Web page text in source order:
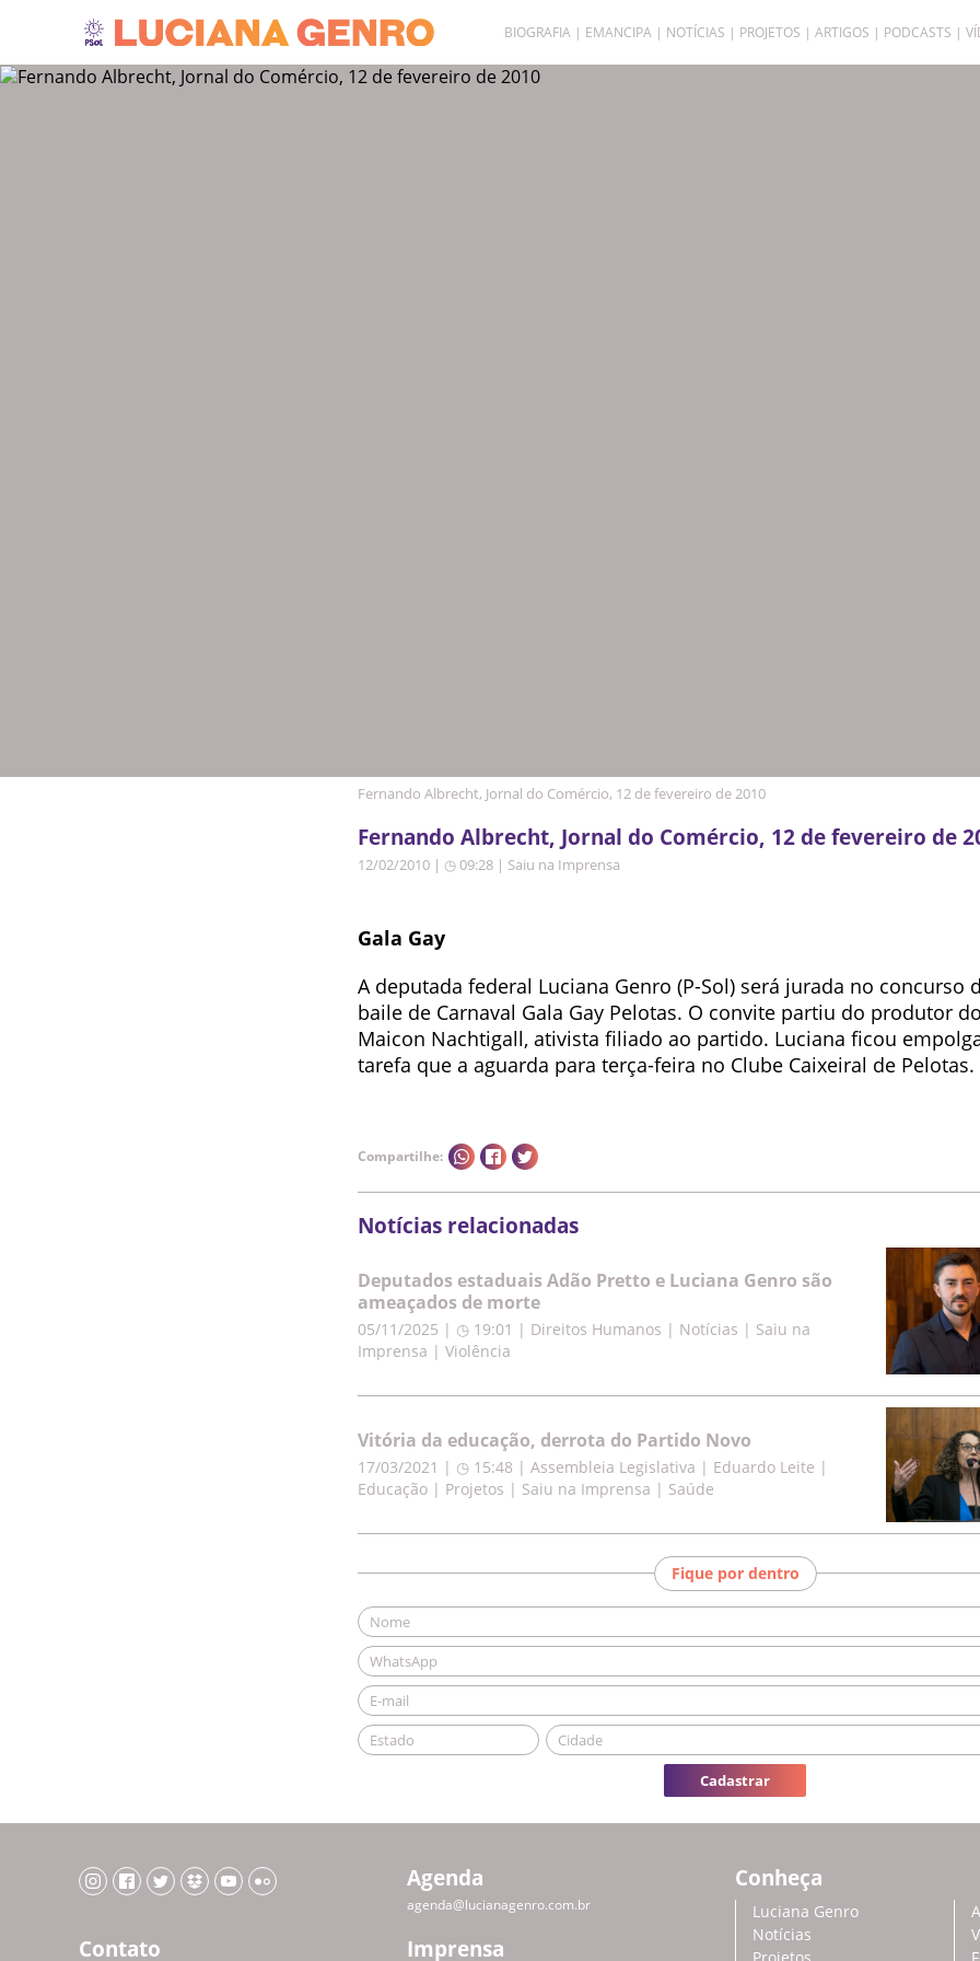
BIOGRAFIA EMANCIPA NOTÍCIAS PROJETOS ARTIGOS PODCASTS
Fernando Albrecht, Jornal do Comércio, 12 de fevereiro de 2010
Fernando Albrecht, Jornal do Comércio, 12 de fevereiro de
12/02/2010 | ◷ 09:28 | Saiu na Imprensa
Gala Gay
A deputada federal Luciana Genro (P-Sol) será jurada no concurso
baile de Carnaval Gala Gay Pelotas. O convite partiu do produtor
Maicon Nachtigall, ativista filiado ao partido. Luciana ficou
tarefa que a aguarda para terça-feira no Clube Caixeiral de Pelotas.
Compartilhe:
Notícias relacionadas
Deputados estaduais Adão Pretto e Luciana Genro são
ameaçados de morte
05/11/2025 | ◷ 19:01 | Direitos Humanos | Notícias | Saiu na
Imprensa | Violência
Vitória da educação, derrota do Partido Novo
17/03/2021 | ◷ 15:48 | Assembleia Legislativa | Eduardo Leite |
Educação | Projetos | Saiu na Imprensa | Saúde
Fique por dentro
Cadastrar
Agenda
agenda@lucianagenro.com.br
Contato Imprensa
Conheça
Luciana Genro
Notícias